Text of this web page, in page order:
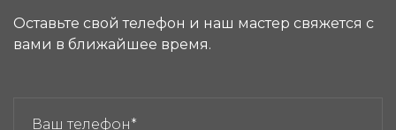
Оставьте свой телефон и наш мастер свяжется с
вами в ближайшее время.